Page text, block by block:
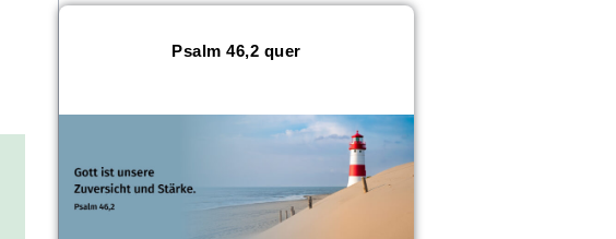
Psalm 46,2 quer